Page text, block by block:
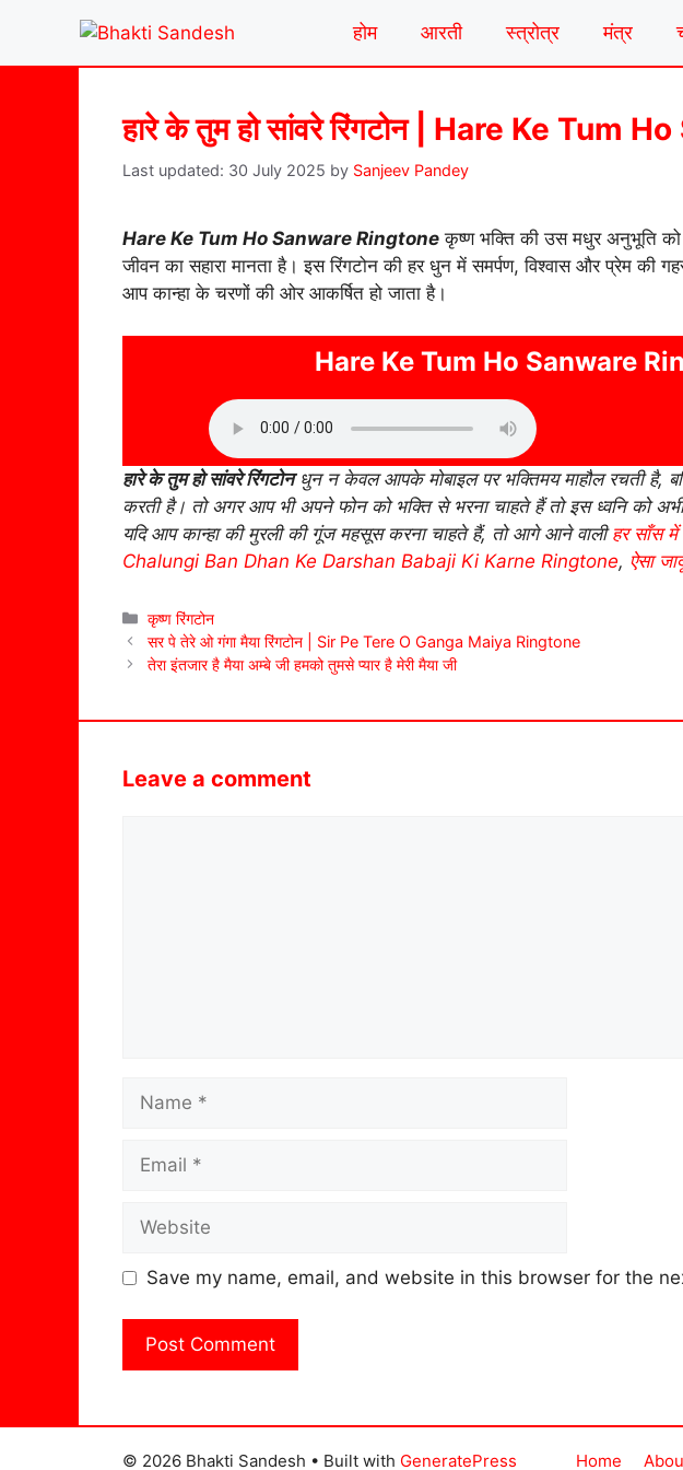
content
होम आरती स्त्रोत्र मंत्र
हारे के तुम हो सांवरे रिंगटोन | Hare Ke Tum
30 July 2025 by Sanjeev Pandey
Hare Ke Tum Ho Sanware Ringtone कृष्ण भक्ति की उस मधुर अनुभूति
जीवन का सहारा मानता है। इस रिंगटोन की हर धुन में समर्पण, विश्वास और प्रेम की
आप कान्हा के चरणों की ओर आकर्षित हो जाता है।
Hare Ke Tum Ho Sanware
हारे के तुम हो सांवरे रिंगटोनधुन न केवल आपके मोबाइल पर भक्तिमय माहौल रचती है,
करती है। तो अगर आप भी अपने फोन को भक्ति से भरना चाहते हैं तो इस ध्वनि को अभी
यदि आप कान्हा की मुरली की गूंज महसूस करना चाहते हैं, तो आगे आने वालीहर साँस में
Chalungi Ban Dhan Ke Darshan Babaji Ki Karne Ringtone, ऐसा
Categories
कृष्ण रिंगटोन
सर पे तेरे ओ गंगा मैया रिंगटोन | Sir Pe Tere O Ganga Maiya Ringtone
तेरा इंतजार है मैया अम्बे जी हमको तुमसे प्यार है मेरी मैया जी
Leave a comment
Save my name, email, and website in this browser for the
Home
© 2026 Bhakti Sandesh • Built with GeneratePress